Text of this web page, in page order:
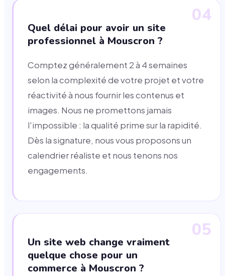
04
Quel délai pour avoir un site
professionnel à Mouscron ?
Comptez généralement 2 à 4 semaines
selon la complexité de votre projet et votre
réactivité à nous fournir les contenus et
images. Nous ne promettons jamais
l'impossible : la qualité prime sur la rapidité.
Dès la signature, nous vous proposons un
calendrier réaliste et nous tenons nos
engagements.
05
Un site web change vraiment
quelque chose pour un
commerce à Mouscron ?